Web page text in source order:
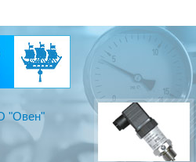
"Овен"